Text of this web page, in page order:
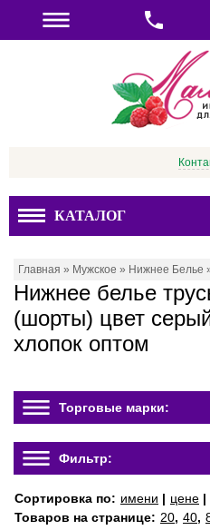
КАТАЛОГ
Главная » Мужское » Нижнее Белье
Нижнее белье
(шорты) цвет
хлопок оптом
Торговые марки:
Фильтр:
Сортировка по: имени | цене |
Товаров на странице: 20, 40,